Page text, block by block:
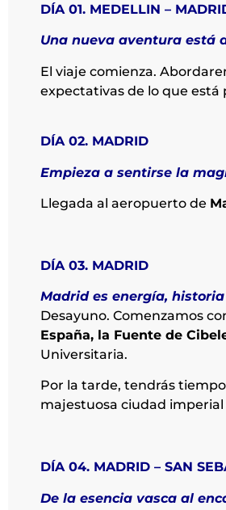
DÍA 01. MEDELLIN –
Una nueva aventura está
El viaje comienza.
expectativas de lo que está
DÍA 02. MADRID
Empieza a sentirse la
Llegada al aeropuerto de
DÍA 03. MADRID
Madrid es energía,
Desayuno. Comenzamos
España, la Fuente de
Universitaria.
Por la tarde, tendrás
majestuosa ciudad
DÍA 04. MADRID – SAN
De la esencia vasca al